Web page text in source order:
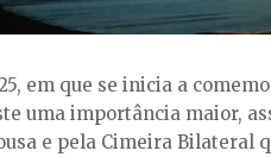
em que se inicia a
uma importância maior,
e pela Cimeira Bilateral